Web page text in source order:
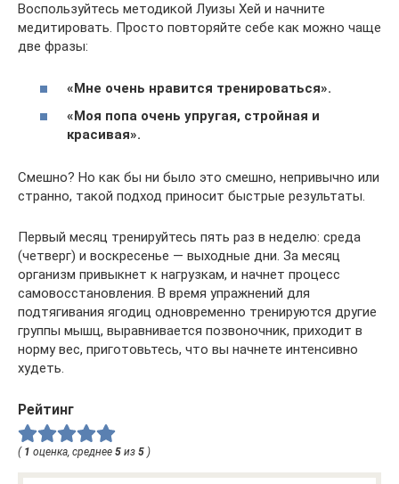
Воспользуйтесь методикой Луизы Хей и начните
медитировать. Просто повторяйте себе как можно чаще
две фразы:
«Мне очень нравится тренироваться».
«Моя попа очень упругая, стройная и
красивая».
Смешно? Но как бы ни было это смешно, непривычно или
странно, такой подход приносит быстрые результаты.
Первый месяц тренируйтесь пять раз в неделю: среда
(четверг) и воскресенье ― выходные дни. За месяц
организм привыкнет к нагрузкам, и начнет процесс
самовосстановления. В время упражнений для
подтягивания ягодиц одновременно тренируются другие
группы мышц, выравнивается позвоночник, приходит в
норму вес, приготовьтесь, что вы начнете интенсивно
худеть.
Рейтинг
( 1 оценка, среднее 5 из 5 )